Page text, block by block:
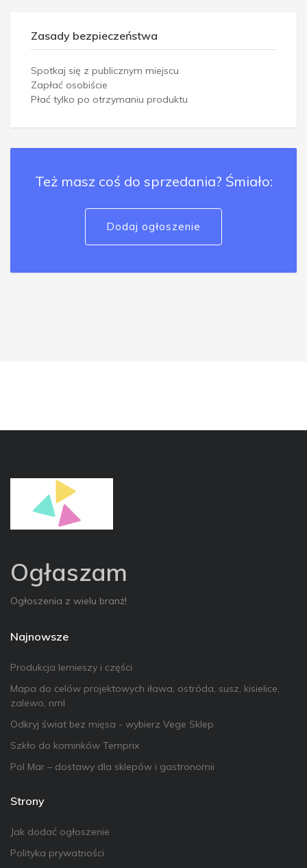
Zasady bezpieczeństwa
Spotkaj się z publicznym miejscu
Zapłać osobiście
Płać tylko po otrzymaniu produktu
Też masz coś do sprzedania? Śmiało:
Dodaj ogłoszenie
Ogłaszam
Ogłoszenia z wielu branż!
Najnowsze
Produkcja lemieszy i części
Mapa do celów projektowych iława, ostróda, susz, kisielice,
zalewo, nml
Odkryj świat bez mięsa - wybierz Vege Sklep
Szkło do kominków Temprix
Pol Mar – dostawy dla sklepów i gastronomii
Strony
Jak dodać ogłoszenie
Polityka prywatności